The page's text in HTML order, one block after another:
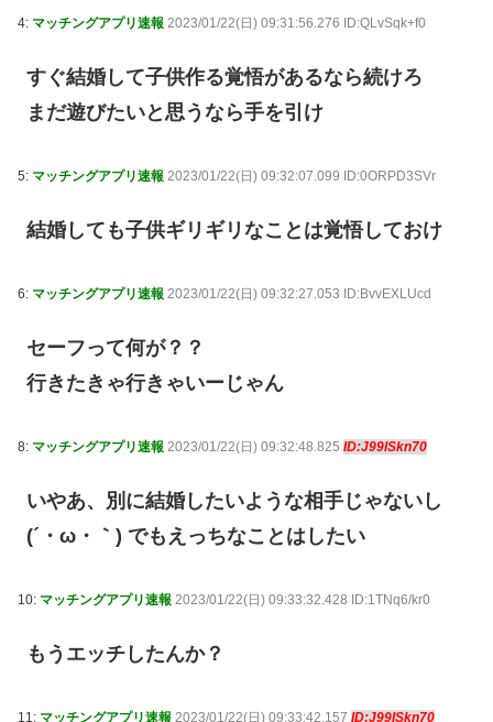
4: マッチングアプリ速報 2023/01/22(日) 09:31:56.276 ID:QLvSqk+f0
すぐ結婚して子供作る覚悟があるなら続けろ
まだ遊びたいと思うなら手を引け
5: マッチングアプリ速報 2023/01/22(日) 09:32:07.099 ID:0ORPD3SVr
結婚しても子供ギリギリなことは覚悟しておけ
6: マッチングアプリ速報 2023/01/22(日) 09:32:27.053 ID:BvvEXLUcd
セーフって何が？？
行きたきゃ行きゃいーじゃん
8: マッチングアプリ速報 2023/01/22(日) 09:32:48.825 ID:J99ISkn70
いやあ、別に結婚したいような相手じゃないし
(´・ω・｀) でもえっちなことはしたい
10: マッチングアプリ速報 2023/01/22(日) 09:33:32.428 ID:1TNq6/kr0
もうエッチしたんか？
11: マッチングアプリ速報 2023/01/22(日) 09:33:42.157 ID:J99ISkn70